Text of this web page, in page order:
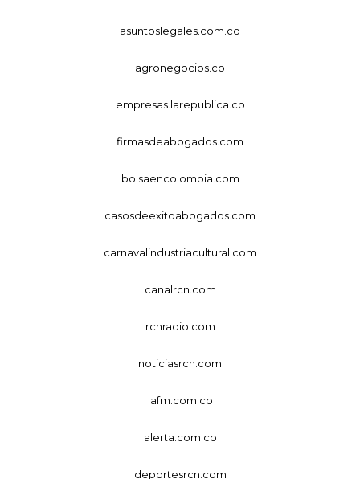
asuntoslegales.com.co
agronegocios.co
empresas.larepublica.co
firmasdeabogados.com
bolsaencolombia.com
casosdeexitoabogados.com
carnavalindustriacultural.com
canalrcn.com
rcnradio.com
noticiasrcn.com
lafm.com.co
alerta.com.co
deportesrcn.com